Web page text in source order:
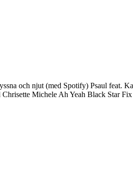
och njut (med Spotify) Psaul feat.
Michele Ah Yeah Black Star